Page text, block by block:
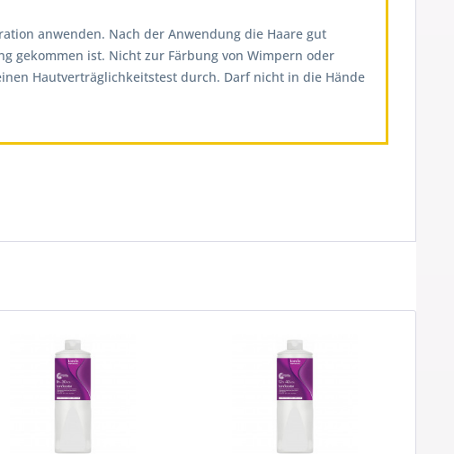
anwenden. Nach der Anwendung die Haare gut
gekommen ist. Nicht zur Färbung von Wimpern oder
Hautverträglichkeitstest durch. Darf nicht in die Hände